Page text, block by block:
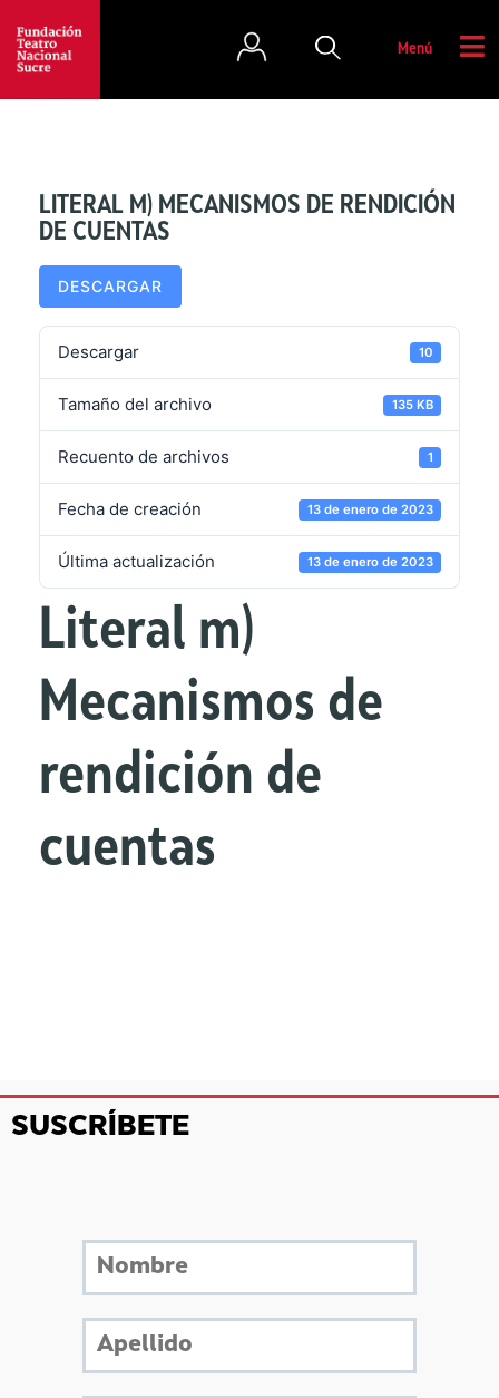
Menú
LITERAL M) MECANISMOS DE RENDICIÓN
DE CUENTAS
DESCARGAR
Descargar 10
Tamaño del archivo 135 KB
Recuento de archivos 1
Fecha de creación 13 de enero de 2023
Última actualización 13 de enero de 2023
Literal m)
Mecanismos de
rendición de
cuentas
SUSCRÍBETE